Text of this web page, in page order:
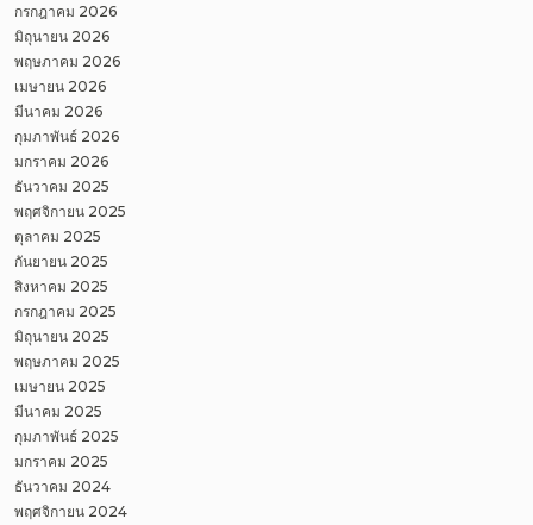
กรกฎาคม 2026
มิถุนายน 2026
พฤษภาคม 2026
เมษายน 2026
มีนาคม 2026
กุมภาพันธ์ 2026
มกราคม 2026
ธันวาคม 2025
พฤศจิกายน 2025
ตุลาคม 2025
กันยายน 2025
สิงหาคม 2025
กรกฎาคม 2025
มิถุนายน 2025
พฤษภาคม 2025
เมษายน 2025
มีนาคม 2025
กุมภาพันธ์ 2025
มกราคม 2025
ธันวาคม 2024
พฤศจิกายน 2024